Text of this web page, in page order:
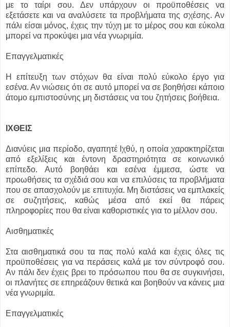
με το ταίρι σου. Δεν υπάρχουν οι προϋποθέσεις να
εξετάσετε και να αναλύσετε τα προβλήματα της σχέσης. Αν
πάλι είσαι μόνος, έχεις την τύχη με το μέρος σου και εύκολα
μπορεί να προκύψει μια νέα γνωριμία.
Επαγγελματικές
Η επίτευξη των στόχων θα είναι πολύ εύκολο έργο για
εσένα. Αν νιώσεις ότι σε αυτό μπορεί να σε βοηθήσει κάποιο
άτομο εμπιστοσύνης μη διστάσεις να του ζητήσεις βοήθεια.
ΙΧΘEIΣ
Διανύεις μια περίοδο, αγαπητέ Ιχθύ, η οποία χαρακτηρίζεται
από εξελίξεις και έντονη δραστηριότητα σε κοινωνικό
επίπεδο. Αυτό βοηθάει και εσένα έμμεσα, ώστε να
προωθήσεις τα σχέδιά σου και να επιλύσεις τα προβλήματα
που σε απασχολούν με επιτυχία. Μη διστάσεις να εμπλακείς
σε συζητήσεις, καθώς μέσα από εκεί θα πάρεις
πληροφορίες που θα είναι καθοριστικές για το μέλλον σου.
Αισθηματικές
Στα αισθηματικά σου τα πας πολύ καλά και έχεις όλες τις
προϋποθέσεις για να περάσεις καλά με τον σύντροφό σου.
Αν πάλι δεν έχεις βρει το πρόσωπου που θα σε συγκινήσει,
οι πλανήτες σε επηρεάζουν θετικά και βοηθούν να κάνεις μια
νέα γνωριμία.
Επαγγελματικές